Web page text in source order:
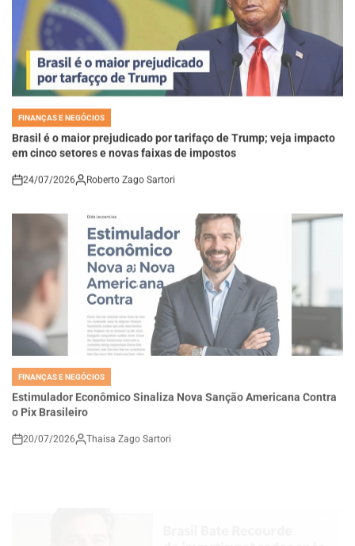
IN
FINANÇAS E NEGÓCIOS
Brasil é o maior prejudicado por tarifaço de Trump; veja impacto
em cinco setores e novas faixas de impostos
FINANÇAS E NEGÓCIOS
Estimulador Econômico Sinaliza Nova Sanção Americana Contra
o Pix Brasileiro
on
20/07/2026 Thaisa Zago Sartori